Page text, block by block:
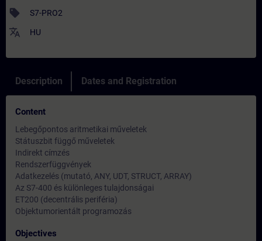
sell S7-PRO2
translate HU
Description Dates and Registration
Content
Lebegőpontos aritmetikai műveletek
Státuszbit függő műveletek
Indirekt címzés
Rendszerfüggvények
Adatkezelés (mutató, ANY, UDT, STRUCT, ARRAY)
Az S7-400 és különleges tulajdonságai
ET200 (decentrális periféria)
Objektumorientált programozás
Objectives